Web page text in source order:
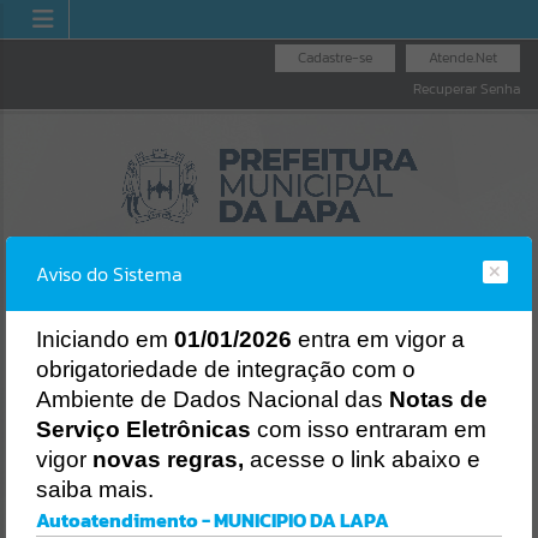
Atende.Net
Cadastre-se
Recuperar Senha
OUVIDORIA GERAL
DO MUNICÍPIO
LICITAÇÕES
NOTA FISCAL
ELETRÔNICA
Aviso do Sistema
Iniciando em 01/01/2026 entra em vigor a
obrigatoriedade de integração com o
Ambiente de Dados Nacional das Notas de
Serviço Eletrônicas com isso entraram em
vigor novas regras, acesse o link abaixo e
saiba mais.
Autoatendimento - MUNICIPIO DA LAPA
Erro
Gerenciamento do Sistema
Ocorreu um erro de script: